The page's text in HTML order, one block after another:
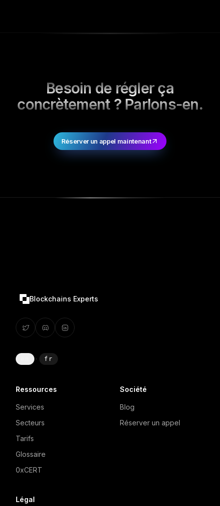
Besoin de régler ça
concrètement ? Parlons-en.
Réserver un appel maintenant
Blockchains Experts
· fr
Ressources
Services
Secteurs
Tarifs
Glossaire
0xCERT
Société
Blog
Réserver un appel
Légal